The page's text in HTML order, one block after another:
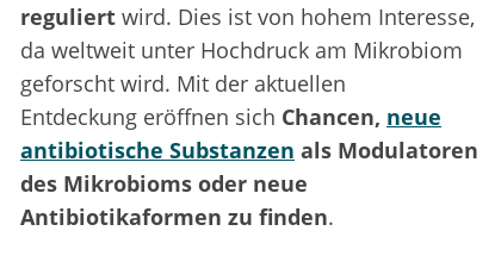
reguliert wird. Dies ist von hohem Interesse,
da weltweit unter Hochdruck am Mikrobiom
geforscht wird. Mit der aktuellen
Entdeckung eröffnen sich Chancen, neue
antibiotische Substanzen als Modulatoren
des Mikrobioms oder neue
Antibiotikaformen zu finden.